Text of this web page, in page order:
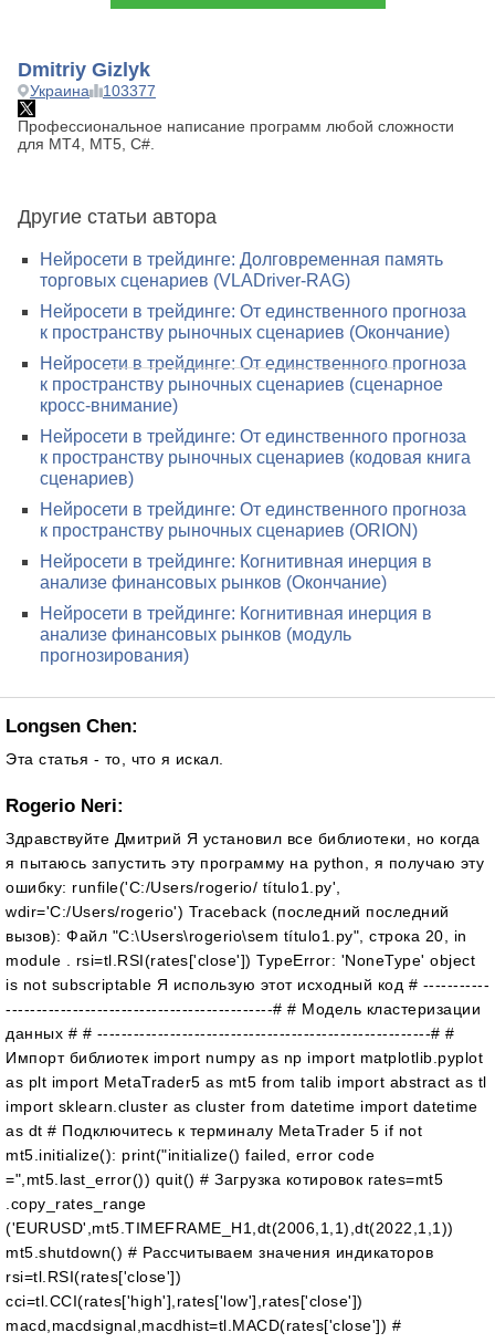
Dmitriy Gizlyk
Украина
103377
Профессиональное написание программ любой сложности
для MT4, MT5, C#.
Другие статьи автора
Нейросети в трейдинге: Долговременная память
торговых сценариев (VLADriver-RAG)
Нейросети в трейдинге: От единственного прогноза
к пространству рыночных сценариев (Окончание)
Нейросети в трейдинге: От единственного прогноза
к пространству рыночных сценариев (сценарное
кросс-внимание)
Нейросети в трейдинге: От единственного прогноза
к пространству рыночных сценариев (кодовая книга
сценариев)
Нейросети в трейдинге: От единственного прогноза
к пространству рыночных сценариев (ORION)
Нейросети в трейдинге: Когнитивная инерция в
анализе финансовых рынков (Окончание)
Нейросети в трейдинге: Когнитивная инерция в
анализе финансовых рынков (модуль
прогнозирования)
Longsen Chen:
Эта статья - то, что я искал.
Rogerio Neri:
Здравствуйте Дмитрий Я установил все библиотеки, но когда
я пытаюсь запустить эту программу на python, я получаю эту
ошибку: runfile('C:/Users/rogerio/ título1.py',
wdir='C:/Users/rogerio') Traceback (последний последний
вызов): Файл "C:\Users\rogerio\sem título1.py", строка 20, in
module . rsi=tl.RSI(rates['close']) TypeError: 'NoneType' object
is not subscriptable Я использую этот исходный код # -----------
--------------------------------------------# # Модель кластеризации
данных # # -------------------------------------------------------# #
Импорт библиотек import numpy as np import matplotlib.pyplot
as plt import MetaTrader5 as mt5 from talib import abstract as tl
import sklearn.cluster as cluster from datetime import datetime
as dt # Подключитесь к терминалу MetaTrader 5 if not
mt5.initialize(): print("initialize() failed, error code
=",mt5.last_error()) quit() # Загрузка котировок rates=mt5
.copy_rates_range
('EURUSD',mt5.TIMEFRAME_H1,dt(2006,1,1),dt(2022,1,1))
mt5.shutdown() # Рассчитываем значения индикаторов
rsi=tl.RSI(rates['close'])
cci=tl.CCI(rates['high'],rates['low'],rates['close'])
macd,macdsignal,macdhist=tl.MACD(rates['close']) #